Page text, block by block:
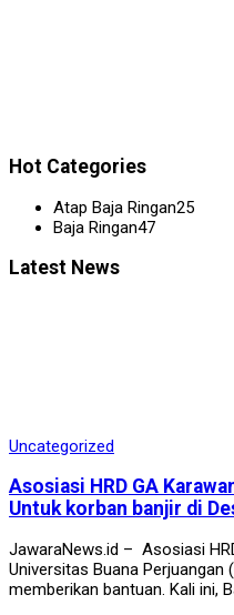
Hot Categories
Atap Baja Ringan25
Baja Ringan47
Latest News
Uncategorized
Asosiasi HRD GA
Untuk korban banjir di
JawaraNews.id – Asosiasi
Universitas Buana Perjuangan
memberikan bantuan. Kali ini,